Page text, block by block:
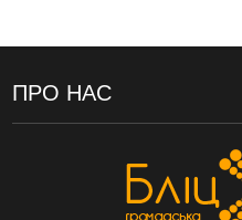
українців та про зміни
Вчора у Франківську,
зафіксували рекордну
ПРО НАС